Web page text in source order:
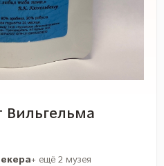
Вильгельма
+ ещё 2 музея